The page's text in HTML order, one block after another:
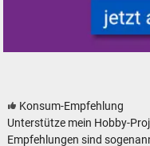
Konsum-Empfehlung
Unterstütze mein Hobby-
Empfehlungen sind